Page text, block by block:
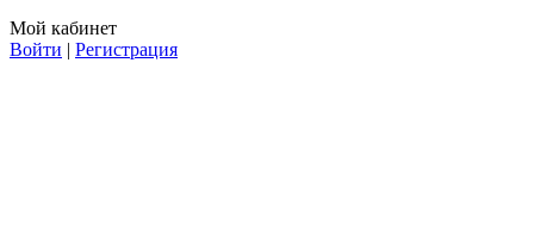
Мой кабинет
Войти | Регистрация